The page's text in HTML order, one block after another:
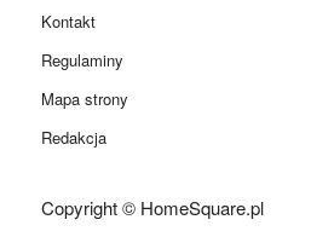
Kontakt
Regulaminy
Mapa strony
Redakcja
Copyright © HomeSquare.pl